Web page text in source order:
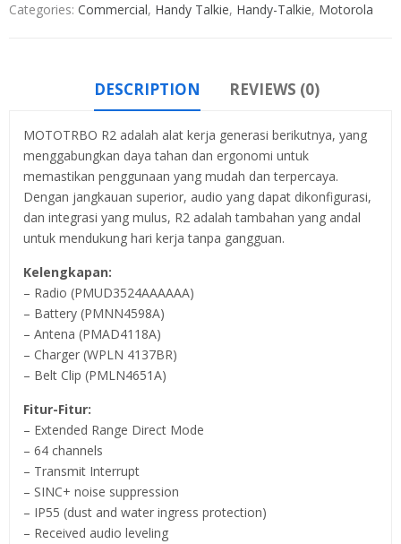
Categories: Commercial, Handy Talkie, Handy-Talkie, Motorola
DESCRIPTION REVIEWS (0)
MOTOTRBO R2 adalah alat kerja generasi berikutnya, yang
menggabungkan daya tahan dan ergonomi untuk
memastikan penggunaan yang mudah dan terpercaya.
Dengan jangkauan superior, audio yang dapat dikonfigurasi,
dan integrasi yang mulus, R2 adalah tambahan yang andal
untuk mendukung hari kerja tanpa gangguan.
Kelengkapan:
– Radio (PMUD3524AAAAAA)
– Battery (PMNN4598A)
– Antena (PMAD4118A)
– Charger (WPLN 4137BR)
– Belt Clip (PMLN4651A)
Fitur-Fitur:
– Extended Range Direct Mode
– 64 channels
– Transmit Interrupt
– SINC+ noise suppression
– IP55 (dust and water ingress protection)
– Received audio leveling